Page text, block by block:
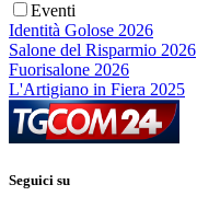
Eventi
Identità Golose 2026
Salone del Risparmio 2026
Fuorisalone 2026
L'Artigiano in Fiera 2025
Seguici su